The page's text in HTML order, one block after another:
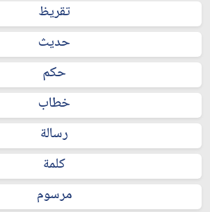
تقريظ
حديث
حكم
خطاب
رسالة
كلمة
مرسوم